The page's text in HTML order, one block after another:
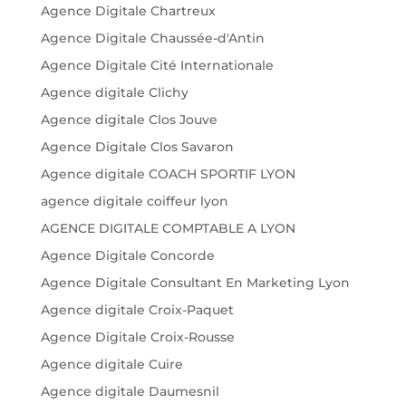
Agence Digitale Chartreux
Agence Digitale Chaussée-d'Antin
Agence Digitale Cité Internationale
Agence digitale Clichy
Agence digitale Clos Jouve
Agence Digitale Clos Savaron
Agence digitale COACH SPORTIF LYON
agence digitale coiffeur lyon
AGENCE DIGITALE COMPTABLE A LYON
Agence Digitale Concorde
Agence Digitale Consultant En Marketing Lyon
Agence digitale Croix-Paquet
Agence Digitale Croix-Rousse
Agence digitale Cuire
Agence digitale Daumesnil